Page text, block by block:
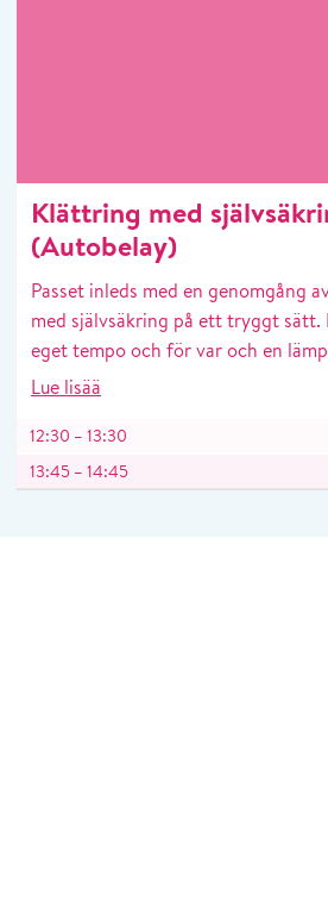
Klättring med
(Autobelay)
Passet inleds med en genomgång
med självsäkring på ett tryggt
eget tempo och för var och en
Lue lisää
12:30 – 13:30
13:45 – 14:45